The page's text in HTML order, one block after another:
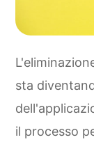
sta
il processo